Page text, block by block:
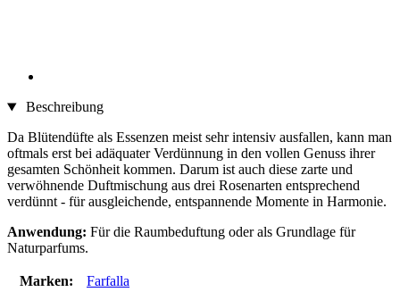
Beschreibung
Da Blütendüfte als Essenzen meist sehr intensiv ausfallen, kann man
oftmals erst bei adäquater Verdünnung in den vollen Genuss ihrer
gesamten Schönheit kommen. Darum ist auch diese zarte und
verwöhnende Duftmischung aus drei Rosenarten entsprechend
verdünnt - für ausgleichende, entspannende Momente in Harmonie.
Anwendung: Für die Raumbeduftung oder als Grundlage für
Naturparfums.
Marken:
Farfalla